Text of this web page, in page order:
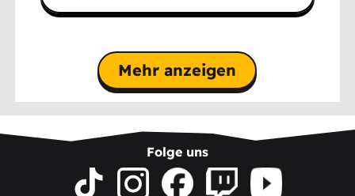
Mehr anzeigen
Folge uns